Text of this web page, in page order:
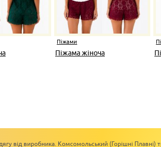
Піжами
Піжама жіноча
від виробника. Комсомольський (Горішні Плавні)